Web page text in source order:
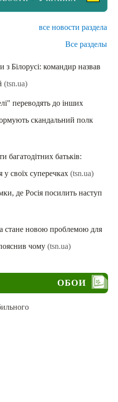
все новости раздела
Все разделы
з Білорусі: командир назвав
(tsn.ua)
переводять до інших
скандальний полк
багатодітних батьків:
у своїх суперечках (tsn.ua)
де Росія посилить наступ
стане новою проблемою для
пояснив чому (tsn.ua)
ОБОИ